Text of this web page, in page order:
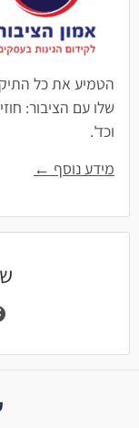
הטמיע את כל
שלו עם הציבור:
וכד'.
מידע נוסף ←